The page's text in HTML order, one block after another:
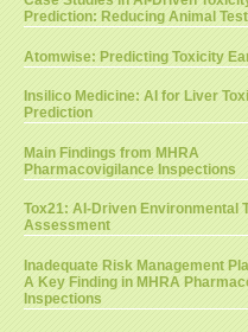
Prediction: Reducing Animal
Atomwise: Predicting Toxicity
Insilico Medicine: AI for Liver
Prediction
Main Findings from MHRA
Pharmacovigilance Inspections
Tox21: AI-Driven Environmental
Assessment
Inadequate Risk Management
A Key Finding in MHRA
Inspections